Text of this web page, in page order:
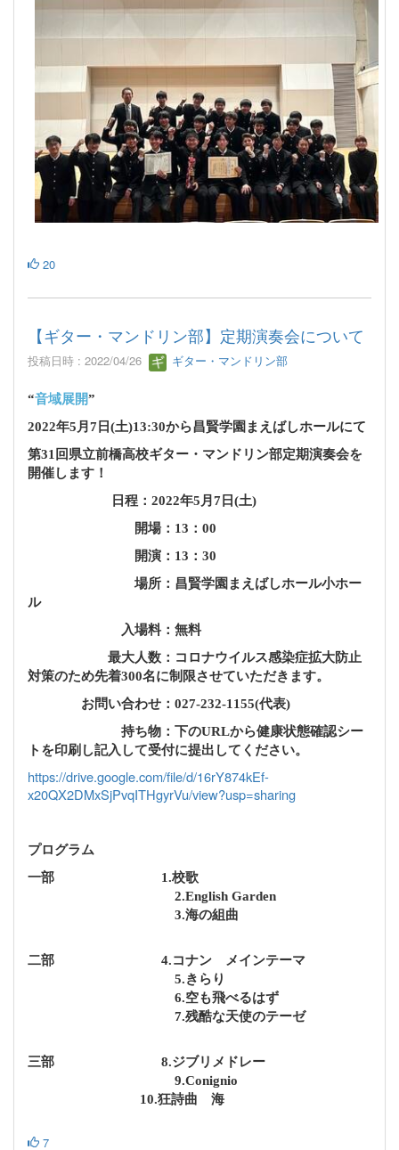
20
【ギター・マンドリン部】定期演奏会について
投稿日時 : 2022/04/26 ギター・マンドリン部
“音域展開”
2022年5月7日(土)13:30から昌賢学園まえばしホールにて
第31回県立前橋高校ギター・マンドリン部定期演奏会を
開催します！
日程：2022年5月7日(土)
開場：13：00
開演：13：30
場所：昌賢学園まえばしホール小ホー
ル
入場料：無料
最大人数：コロナウイルス感染症拡大防止
対策のため先着300名に制限させていただきます。
お問い合わせ：027-232-1155(代表)
持ち物：下のURLから健康状態確認シー
トを印刷し記入して受付に提出してください。
https://drive.google.com/file/d/16rY874kEf-
x20QX2DMxSjPvqITHgyrVu/view?usp=sharing
プログラム
一部 1.校歌
2.English Garden
3.海の組曲
二部 4.コナン メインテーマ
5.きらり
6.空も飛べるはず
7.残酷な天使のテーゼ
三部 8.ジブリメドレー
9.Conignio
10.狂詩曲 海
7